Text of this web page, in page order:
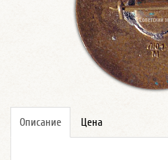
Описание Цена